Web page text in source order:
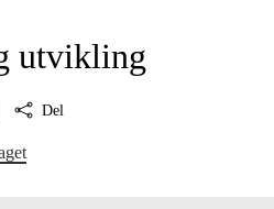
utvikling
Del